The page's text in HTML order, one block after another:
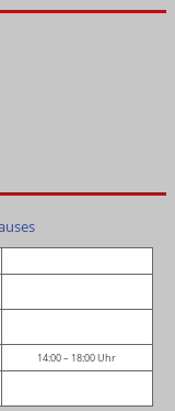
14:00 – 18:00 Uhr